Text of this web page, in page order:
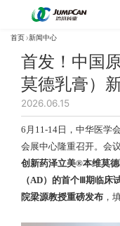
首页 新闻中心
首发！中国
莫德乳膏）
2026.06.15
6月11-14日，中华医学
会展中心隆重召开。会
创新药泽立美®本维莫
（AD）的首个Ⅲ期临床
院梁源教授重磅发布 ，